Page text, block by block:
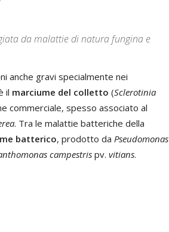
da malattie di natura fungina e
anche gravi specialmente nei
il marciume del colletto (Sclerotinia
commerciale, spesso associato al
. Tra le malattie batteriche della
batterico, prodotto da Pseudomonas
campestrispv. vitians.